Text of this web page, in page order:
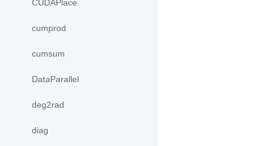
CUDAPlace
cumprod
cumsum
DataParallel
deg2rad
diag